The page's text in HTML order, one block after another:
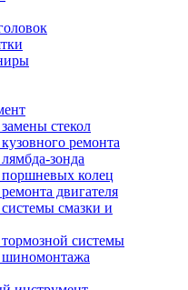
стекол
ремонта
зонда
колец
двигателя
смазки и
системы
шиномонтажа